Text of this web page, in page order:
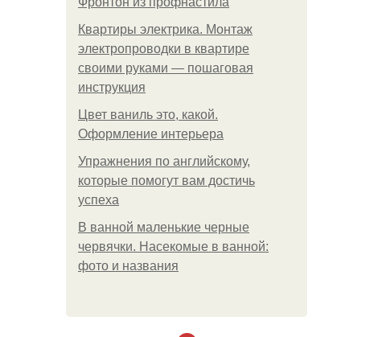
Квартиры электрика. Монтаж
электропроводки в квартире
своими руками — пошаговая
инструкция
Цвет ваниль это, какой.
Оформление интерьера
Упражнения по английскому,
которые помогут вам достичь
успеха
В ванной маленькие черные
червячки. Насекомые в ванной:
фото и названия